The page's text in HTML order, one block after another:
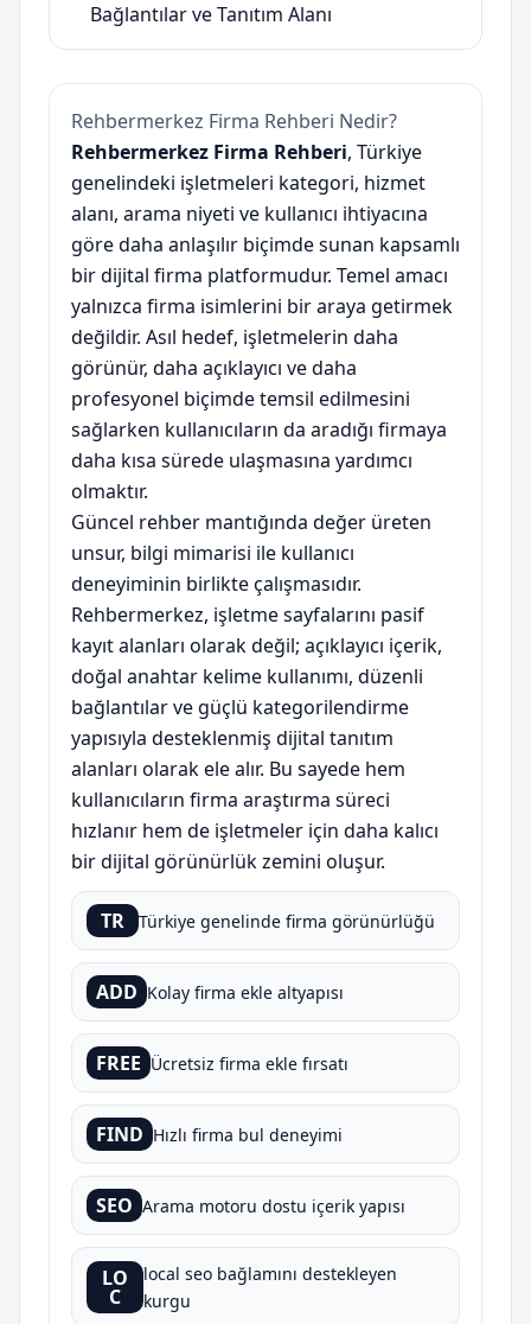
Bağlantılar ve Tanıtım Alanı
Rehbermerkez Firma Rehberi Nedir?
Rehbermerkez Firma Rehberi, Türkiye
genelindeki işletmeleri kategori, hizmet
alanı, arama niyeti ve kullanıcı ihtiyacına
göre daha anlaşılır biçimde sunan kapsamlı
bir dijital firma platformudur. Temel amacı
yalnızca firma isimlerini bir araya getirmek
değildir. Asıl hedef, işletmelerin daha
görünür, daha açıklayıcı ve daha
profesyonel biçimde temsil edilmesini
sağlarken kullanıcıların da aradığı firmaya
daha kısa sürede ulaşmasına yardımcı
olmaktır.
Güncel rehber mantığında değer üreten
unsur, bilgi mimarisi ile kullanıcı
deneyiminin birlikte çalışmasıdır.
Rehbermerkez, işletme sayfalarını pasif
kayıt alanları olarak değil; açıklayıcı içerik,
doğal anahtar kelime kullanımı, düzenli
bağlantılar ve güçlü kategorilendirme
yapısıyla desteklenmiş dijital tanıtım
alanları olarak ele alır. Bu sayede hem
kullanıcıların firma araştırma süreci
hızlanır hem de işletmeler için daha kalıcı
bir dijital görünürlük zemini oluşur.
TR Türkiye genelinde firma görünürlüğü
ADD Kolay firma ekle altyapısı
FREE Ücretsiz firma ekle fırsatı
FIND Hızlı firma bul deneyimi
SEO Arama motoru dostu içerik yapısı
LO
C
local seo bağlamını destekleyen
kurgu